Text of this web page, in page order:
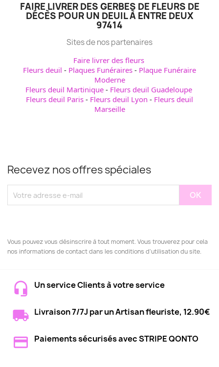
FAIRE LIVRER DES GERBES DE FLEURS DE
DÉCÈS POUR UN DEUIL À ENTRE DEUX
97414
Sites de nos partenaires
Faire livrer des fleurs
Fleurs deuil - Plaques Funéraires - Plaque Funéraire
Moderne
Fleurs deuil Martinique- Fleurs deuil Guadeloupe
Fleurs deuil Paris - Fleurs deuil Lyon - Fleurs deuil
Marseille
Recevez nos offres spéciales
Vous pouvez vous désinscrire à tout moment. Vous trouverez pour cela
nos informations de contact dans les conditions d'utilisation du site.
Un service Clients à votre service
Livraison 7/7J par un Artisan fleuriste, 12.90€
Paiements sécurisés avec STRIPE QONTO